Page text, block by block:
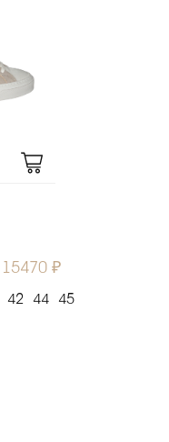
15470 ₽
42 44 45